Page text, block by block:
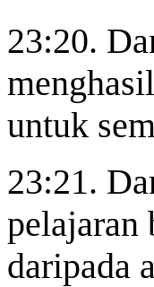
23:20.
untuk
23:21.
pelajaran
daripada